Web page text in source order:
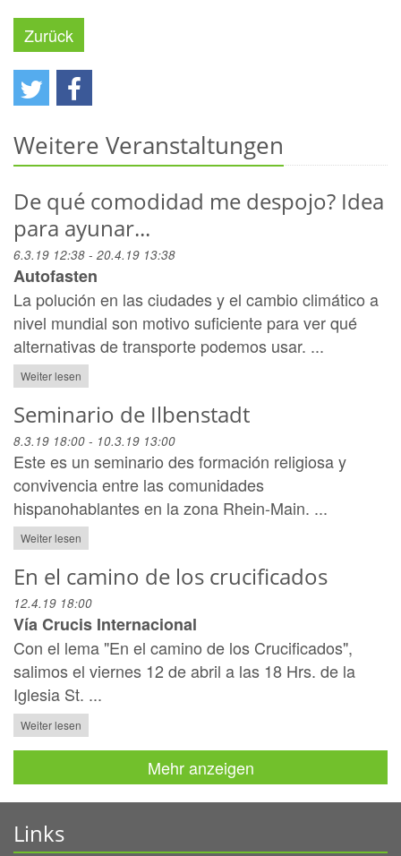
Zurück
Weitere Veranstaltungen
De qué comodidad me despojo? Idea
para ayunar...
6.3.19 12:38 - 20.4.19 13:38
Autofasten
La polución en las ciudades y el cambio climático a
nivel mundial son motivo suficiente para ver qué
alternativas de transporte podemos usar. ...
Weiter lesen
Seminario de Ilbenstadt
8.3.19 18:00 - 10.3.19 13:00
Este es un seminario des formación religiosa y
convivencia entre las comunidades
hispanohablantes en la zona Rhein-Main. ...
Weiter lesen
En el camino de los crucificados
12.4.19 18:00
Vía Crucis Internacional
Con el lema "En el camino de los Crucificados",
salimos el viernes 12 de abril a las 18 Hrs. de la
Iglesia St. ...
Weiter lesen
Mehr anzeigen
Links